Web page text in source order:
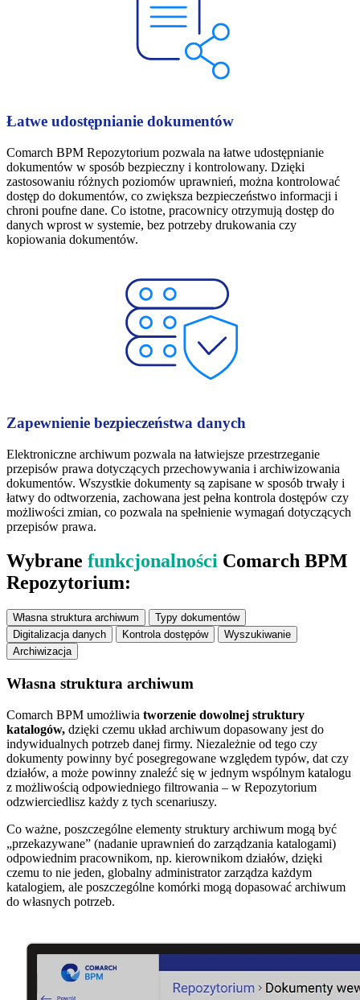
Łatwe udostępnianie dokumentów
Comarch BPM Repozytorium pozwala na łatwe udostępnianie
dokumentów w sposób bezpieczny i kontrolowany. Dzięki
zastosowaniu różnych poziomów uprawnień, można kontrolować
dostęp do dokumentów, co zwiększa bezpieczeństwo informacji i
chroni poufne dane. Co istotne, pracownicy otrzymują dostęp do
danych wprost w systemie, bez potrzeby drukowania czy
kopiowania dokumentów.
Zapewnienie bezpieczeństwa danych
Elektroniczne archiwum pozwala na łatwiejsze przestrzeganie
przepisów prawa dotyczących przechowywania i archiwizowania
dokumentów. Wszystkie dokumenty są zapisane w sposób trwały i
łatwy do odtworzenia, zachowana jest pełna kontrola dostępów czy
możliwości zmian, co pozwala na spełnienie wymagań dotyczących
przepisów prawa.
Wybrane funkcjonalności Comarch BPM
Repozytorium:
Własna struktura archiwum
Typy dokumentów
Digitalizacja danych
Kontrola dostępów
Wyszukiwanie
Archiwizacja
Własna struktura archiwum
Comarch BPM umożliwia tworzenie dowolnej struktury
katalogów, dzięki czemu układ archiwum dopasowany jest do
indywidualnych potrzeb danej firmy. Niezależnie od tego czy
dokumenty powinny być posegregowane względem typów, dat czy
działów, a może powinny znaleźć się w jednym wspólnym katalogu
z możliwością odpowiedniego filtrowania – w Repozytorium
odzwierciedlisz każdy z tych scenariuszy.
Co ważne, poszczególne elementy struktury archiwum mogą być
„przekazywane” (nadanie uprawnień do zarządzania katalogami)
odpowiednim pracownikom, np. kierownikom działów, dzięki
czemu to nie jeden, globalny administrator zarządza każdym
katalogiem, ale poszczególne komórki mogą dopasować archiwum
do własnych potrzeb.